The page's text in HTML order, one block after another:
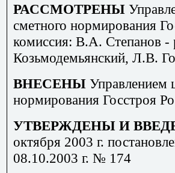
РАССМОТРЕНЫ
сметного нормирования
комиссия: В.А. Степанов -
Козьмодемьянский, Л.В.
ВНЕСЕНЫ Управлением
нормирования Госстроя
УТВЕРЖДЕНЫ И
октября 2003 г.
08.10.2003 г. № 174